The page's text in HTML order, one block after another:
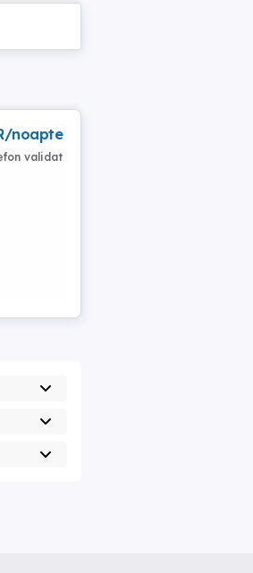
noapte
validat